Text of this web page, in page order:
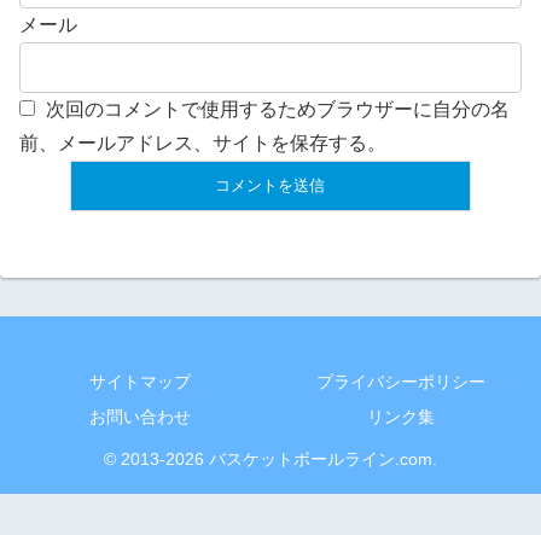
メール
次回のコメントで使用するためブラウザーに自分の名
前、メールアドレス、サイトを保存する。
サイトマップ
プライバシーポリシー
お問い合わせ
リンク集
© 2013-2026 バスケットボールライン.com.